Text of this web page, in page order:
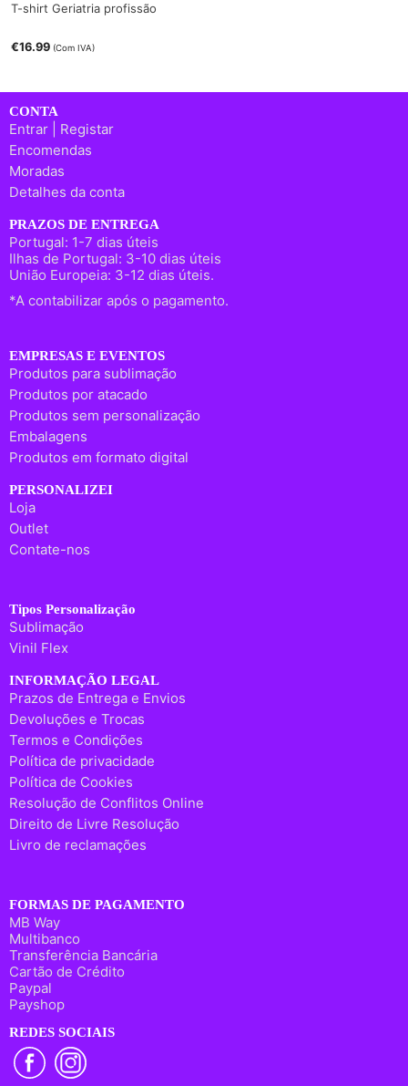
T-shirt Geriatria profissão
€16.99 (Com IVA)
CONTA
Entrar | Registar
Encomendas
Moradas
Detalhes da conta
PRAZOS DE ENTREGA
Portugal: 1-7 dias úteis
Ilhas de Portugal: 3-10 dias úteis
União Europeia: 3-12 dias úteis.
*A contabilizar após o pagamento.
EMPRESAS E EVENTOS
Produtos para sublimação
Produtos por atacado
Produtos sem personalização
Embalagens
Produtos em formato digital
PERSONALIZEI
Loja
Outlet
Contate-nos
Tipos Personalização
Sublimação
Vinil Flex
INFORMAÇÃO LEGAL
Prazos de Entrega e Envios
Devoluções e Trocas
Termos e Condições
Política de privacidade
Política de Cookies
Resolução de Conflitos Online
Direito de Livre Resolução
Livro de reclamações
FORMAS DE PAGAMENTO
MB Way
Multibanco
Transferência Bancária
Cartão de Crédito
Paypal
Payshop
REDES SOCIAIS